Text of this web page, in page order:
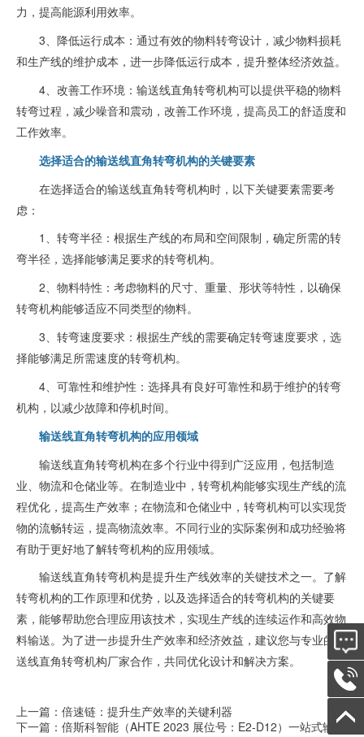
力，提高能源利用效率。
3、降低运行成本：通过有效的物料转弯设计，减少物料损耗
和生产线的维护成本，进一步降低运行成本，提升整体经济效益。
4、改善工作环境：输送线直角转弯机构可以提供平稳的物料
转弯过程，减少噪音和震动，改善工作环境，提高员工的舒适度和
工作效率。
选择适合的输送线直角转弯机构的关键要素
在选择适合的输送线直角转弯机构时，以下关键要素需要考
虑：
1、转弯半径：根据生产线的布局和空间限制，确定所需的转
弯半径，选择能够满足要求的转弯机构。
2、物料特性：考虑物料的尺寸、重量、形状等特性，以确保
转弯机构能够适应不同类型的物料。
3、转弯速度要求：根据生产线的需要确定转弯速度要求，选
择能够满足所需速度的转弯机构。
4、可靠性和维护性：选择具有良好可靠性和易于维护的转弯
机构，以减少故障和停机时间。
输送线直角转弯机构的应用领域
输送线直角转弯机构在多个行业中得到广泛应用，包括制造
业、物流和仓储业等。在制造业中，转弯机构能够实现生产线的流
程优化，提高生产效率；在物流和仓储业中，转弯机构可以实现货
物的流畅转运，提高物流效率。不同行业的实际案例和成功经验将
有助于更好地了解转弯机构的应用领域。
输送线直角转弯机构是提升生产线效率的关键技术之一。了解
转弯机构的工作原理和优势，以及选择适合的转弯机构的关键要
素，能够帮助您合理应用该技术，实现生产线的连续运作和高效物
料输送。为了进一步提升生产效率和经济效益，建议您与专业的输
送线直角转弯机构厂家合作，共同优化设计和解决方案。
上一篇：倍速链：提升生产效率的关键利器
下一篇：倍斯科智能（AHTE 2023 展位号：E2-D12）一站式输送
在线
电话
返回